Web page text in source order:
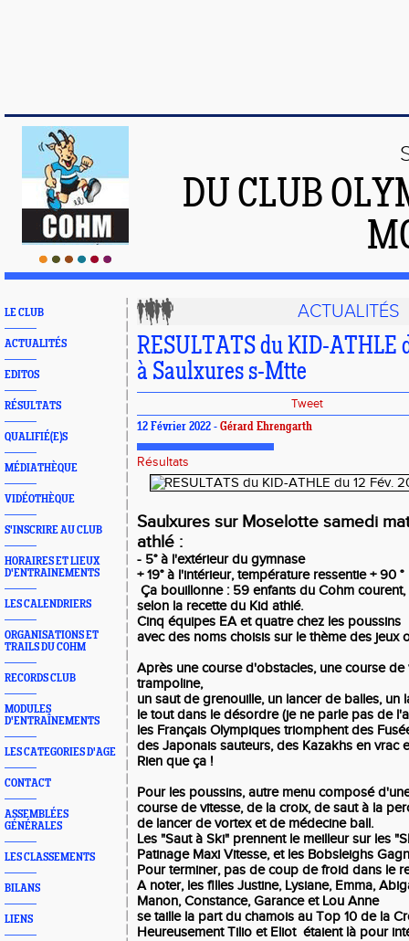
DU CLUB
LE CLUB
ACTUALITÉS
EDITOS
RÉSULTATS
QUALIFIÉ(E)S
MÉDIATHÈQUE
VIDÉOTHÈQUE
S'INSCRIRE AU CLUB
HORAIRES ET LIEUX
D'ENTRAINEMENTS
LES CALENDRIERS
ORGANISATIONS ET
TRAILS DU COHM
RECORDS CLUB
MODULES
D'ENTRAÎNEMENTS
LES CATEGORIES D'AGE
CONTACT
ASSEMBLÉES
GÉNÉRALES
LES CLASSEMENTS
BILANS
LIENS
ACTUALITÉS
RESULTATS du KID-ATHLE
à Saulxures s-Mtte
Tweet
12 Février 2022 - Gérard Ehrengarth
Résultats
Saulxures sur Moselotte samedi
athlé :
- 5° à l'extérieur du gymnase
+ 19° à l'intérieur, température ressentie + 90 °
Ça bouillonne : 59 enfants du Cohm courent,
selon la recette du Kid athlé.
Cinq équipes EA et quatre chez les poussins
avec des noms choisis sur le thème des jeux
Après une course d'obstacles, une course de
trampoline,
un saut de grenouille, un lancer de balles, un
le tout dans le désordre (je ne parle pas de
les Français Olympiques triomphent des
des Japonais sauteurs, des Kazakhs en vrac
Rien que ça !
Pour les poussins, autre menu composé
course de vitesse, de la croix, de saut à la
de lancer de vortex et de médecine ball.
Les "Saut à Ski" prennent le meilleur sur les
Patinage Maxi Vitesse, et les Bobsleighs
Pour terminer, pas de coup de froid dans le
A noter, les filles Justine, Lysiane, Emma,
Manon, Constance, Garance et Lou Anne
se taille la part du chamois au Top 10 de la
Heureusement Tilio et Eliot étaient là pour